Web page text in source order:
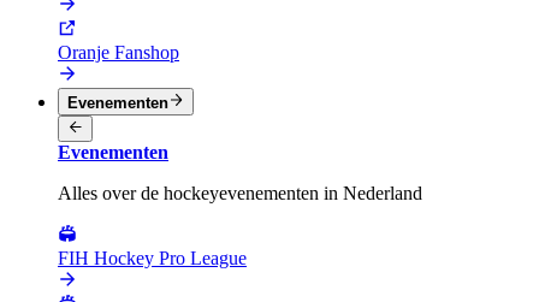
Oranje Fanshop
Evenementen
Evenementen
Alles over de hockeyevenementen in Nederland
FIH Hockey Pro League